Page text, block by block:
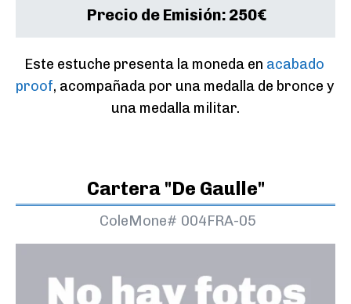
Precio de Emisión: 250€
Este estuche presenta la moneda en acabado
proof, acompañada por una medalla de bronce y
una medalla militar.
Cartera "De Gaulle"
ColeMone# 004FRA-05